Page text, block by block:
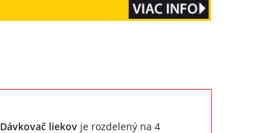
Dávkovač liekovje rozdelený na 4